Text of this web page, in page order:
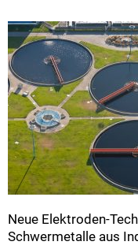
Neue Elektroden-
Schwermetalle aus